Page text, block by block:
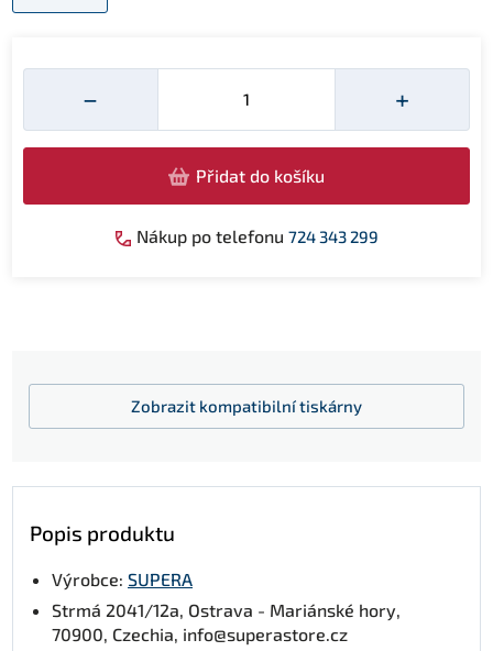
−
Množství
+
Přidat do košíku
Nákup po telefonu 724 343 299
Zobrazit kompatibilní tiskárny
Popis produktu
Výrobce: SUPERA
Strmá 2041/12a, Ostrava - Mariánské hory,
70900, Czechia, info@superastore.cz